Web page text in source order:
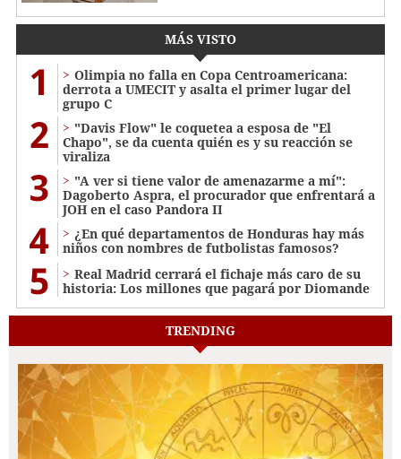
MÁS VISTO
1
Olimpia no falla en Copa Centroamericana:
derrota a UMECIT y asalta el primer lugar del
grupo C
2
"Davis Flow" le coquetea a esposa de "El
Chapo", se da cuenta quién es y su reacción se
viraliza
3
"A ver si tiene valor de amenazarme a mí":
Dagoberto Aspra, el procurador que enfrentará a
JOH en el caso Pandora II
4
¿En qué departamentos de Honduras hay más
niños con nombres de futbolistas famosos?
5
Real Madrid cerrará el fichaje más caro de su
historia: Los millones que pagará por Diomande
TRENDING